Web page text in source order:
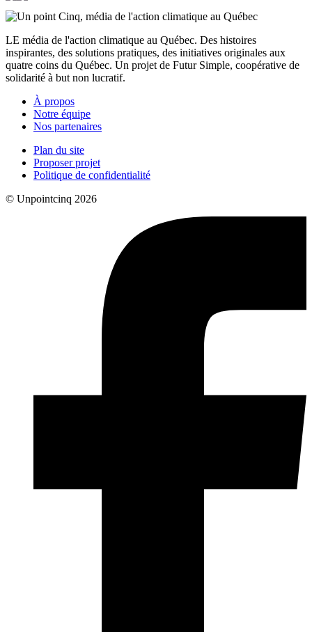
LE média de l'action climatique au Québec. Des histoires
inspirantes, des solutions pratiques, des initiatives originales aux
quatre coins du Québec. Un projet de Futur Simple, coopérative de
solidarité à but non lucratif.
À propos
Notre équipe
Nos partenaires
Plan du site
Proposer projet
Politique de confidentialité
© Unpointcinq 2026